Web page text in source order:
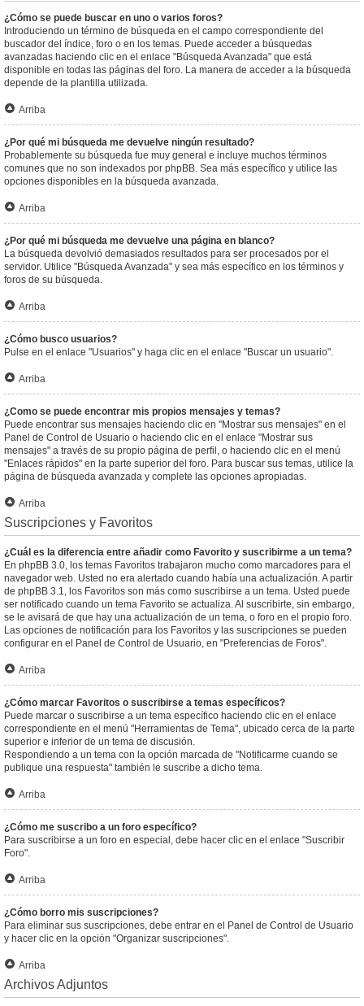
¿Cómo se puede buscar en uno o varios foros?
Introduciendo un término de búsqueda en el campo correspondiente del
buscador del índice, foro o en los temas. Puede acceder a búsquedas
avanzadas haciendo clic en el enlace "Búsqueda Avanzada" que está
disponible en todas las páginas del foro. La manera de acceder a la búsqueda
depende de la plantilla utilizada.
Arriba
¿Por qué mi búsqueda me devuelve ningún resultado?
Probablemente su búsqueda fue muy general e incluye muchos términos
comunes que no son indexados por phpBB. Sea más específico y utilice las
opciones disponibles en la búsqueda avanzada.
Arriba
¿Por qué mi búsqueda me devuelve una página en blanco?
La búsqueda devolvió demasiados resultados para ser procesados por el
servidor. Utilice "Búsqueda Avanzada" y sea más específico en los términos y
foros de su búsqueda.
Arriba
¿Cómo busco usuarios?
Pulse en el enlace "Usuarios" y haga clic en el enlace "Buscar un usuario".
Arriba
¿Como se puede encontrar mis propios mensajes y temas?
Puede encontrar sus mensajes haciendo clic en "Mostrar sus mensajes" en el
Panel de Control de Usuario o haciendo clic en el enlace "Mostrar sus
mensajes" a través de su propio página de perfil, o haciendo clic en el menú
"Enlaces rápidos" en la parte superior del foro. Para buscar sus temas, utilice la
página de búsqueda avanzada y complete las opciones apropiadas.
Arriba
Suscripciones y Favoritos
¿Cuál es la diferencia entre añadir como Favorito y suscribirme a un tema?
En phpBB 3.0, los temas Favoritos trabajaron mucho como marcadores para el
navegador web. Usted no era alertado cuando había una actualización. A partir
de phpBB 3.1, los Favoritos son más como suscribirse a un tema. Usted puede
ser notificado cuando un tema Favorito se actualiza. Al suscribirte, sin embargo,
se le avisará de que hay una actualización de un tema, o foro en el propio foro.
Las opciones de notificación para los Favoritos y las suscripciones se pueden
configurar en el Panel de Control de Usuario, en "Preferencias de Foros".
Arriba
¿Cómo marcar Favoritos o suscribirse a temas específicos?
Puede marcar o suscribirse a un tema específico haciendo clic en el enlace
correspondiente en el menú "Herramientas de Tema", ubicado cerca de la parte
superior e inferior de un tema de discusión.
Respondiendo a un tema con la opción marcada de "Notificarme cuando se
publique una respuesta" también le suscribe a dicho tema.
Arriba
¿Cómo me suscribo a un foro específico?
Para suscribirse a un foro en especial, debe hacer clic en el enlace "Suscribir
Foro".
Arriba
¿Cómo borro mis suscripciones?
Para eliminar sus suscripciones, debe entrar en el Panel de Control de Usuario
y hacer clic en la opción "Organizar suscripciones".
Arriba
Archivos Adjuntos